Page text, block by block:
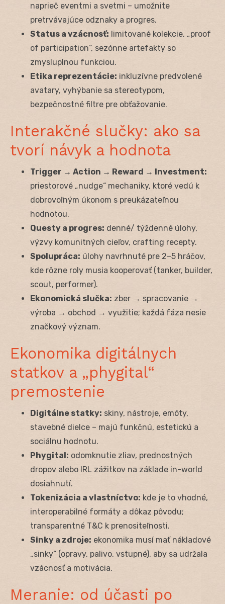
naprieč eventmi a svetmi – umožnite
pretrvávajúce odznaky a progres.
Status a vzácnosť: limitované kolekcie, „proof
of participation“, sezónne artefakty so
zmysluplnou funkciou.
Etika reprezentácie: inkluzívne predvolené
avatary, vyhýbanie sa stereotypom,
bezpečnostné filtre pre obťažovanie.
Interakčné slučky: ako sa
tvorí návyk a hodnota
Trigger → Action → Reward → Investment:
priestorové „nudge“ mechaniky, ktoré vedú k
dobrovoľným úkonom s preukázateľnou
hodnotou.
Questy a progres: denné/ týždenné úlohy,
výzvy komunitných cieľov, crafting recepty.
Spolupráca: úlohy navrhnuté pre 2–5 hráčov,
kde rôzne roly musia kooperovať (tanker, builder,
scout, performer).
Ekonomická slučka: zber → spracovanie →
výroba → obchod → využitie; každá fáza nesie
značkový význam.
Ekonomika digitálnych
statkov a „phygital“
premostenie
Digitálne statky: skiny, nástroje, emóty,
stavebné dielce – majú funkčnú, estetickú a
sociálnu hodnotu.
Phygital: odomknutie zliav, prednostných
dropov alebo IRL zážitkov na základe in-world
dosiahnutí.
Tokenizácia a vlastníctvo: kde je to vhodné,
interoperabilné formáty a dôkaz pôvodu;
transparentné T&C k prenositeľnosti.
Sinky a zdroje: ekonomika musí mať nákladové
„sinky“ (opravy, palivo, vstupné), aby sa udržala
vzácnosť a motivácia.
Meranie: od účasti po